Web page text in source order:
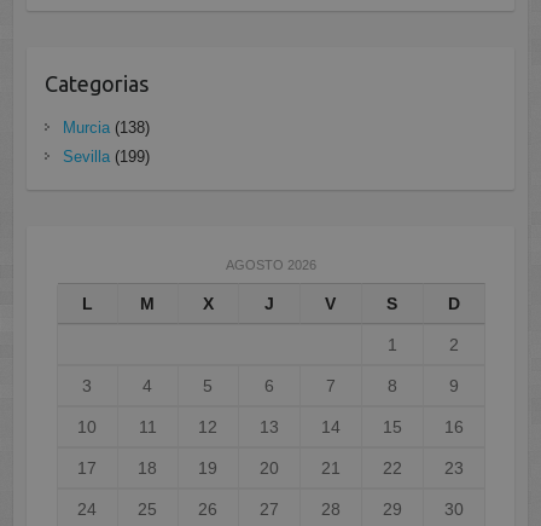
Categorias
Murcia(138)
Sevilla(199)
AGOSTO 2026
L M X J V S D
1 2
3 4 5 6 7 8 9
10 11 12 13 14 15 16
17 18 19 20 21 22 23
24 25 26 27 28 29 30